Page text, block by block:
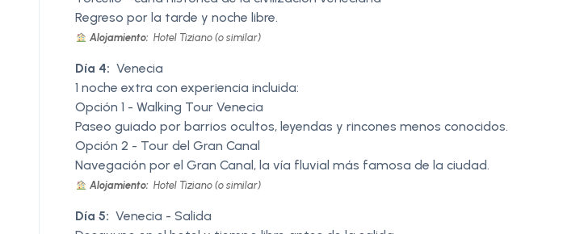
Regreso por la tarde y noche libre.
Alojamiento: Hotel Tiziano (o similar)
Día 4: Venecia
1 noche extra con experiencia incluida:
Opción 1 - Walking Tour Venecia
Paseo guiado por barrios ocultos, leyendas y rincones menos conocidos.
Opción 2 - Tour del Gran Canal
Navegación por el Gran Canal, la vía fluvial más famosa de la ciudad.
Alojamiento: Hotel Tiziano (o similar)
Día 5: Venecia - Salida